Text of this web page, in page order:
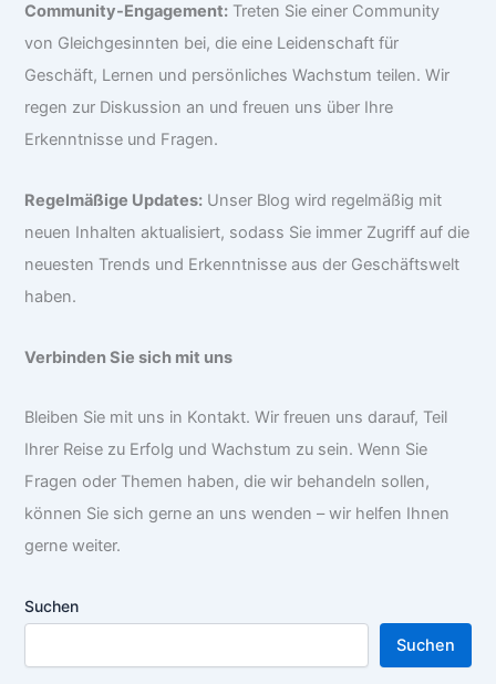
Community-Engagement: Treten Sie einer Community
von Gleichgesinnten bei, die eine Leidenschaft für
Geschäft, Lernen und persönliches Wachstum teilen. Wir
regen zur Diskussion an und freuen uns über Ihre
Erkenntnisse und Fragen.
Regelmäßige Updates: Unser Blog wird regelmäßig mit
neuen Inhalten aktualisiert, sodass Sie immer Zugriff auf die
neuesten Trends und Erkenntnisse aus der Geschäftswelt
haben.
Verbinden Sie sich mit uns
Bleiben Sie mit uns in Kontakt. Wir freuen uns darauf, Teil
Ihrer Reise zu Erfolg und Wachstum zu sein. Wenn Sie
Fragen oder Themen haben, die wir behandeln sollen,
können Sie sich gerne an uns wenden – wir helfen Ihnen
gerne weiter.
Suchen
Suchen